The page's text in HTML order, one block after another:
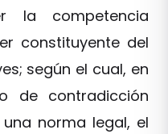
la competencia
constituyente del
según el cual, en
de contradicción
norma legal, el